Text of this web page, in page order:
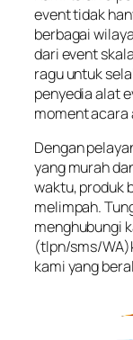
event tidak
berbagai
dari event
ragu untuk
penyedia alat
moment acara
Dengan
yang murah
waktu, produk
melimpah.
menghubungi
(tlpn/sms/
kami yang